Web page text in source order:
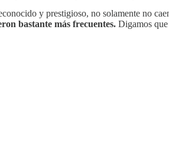
y prestigioso, no solamente no
bastante más frecuentes. Digamos